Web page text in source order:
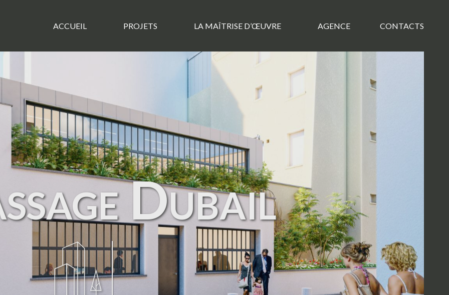
ACCUEIL PROJETS LA MAÎTRISE D’ŒUVRE AGENCE CONTACTS
Dubail